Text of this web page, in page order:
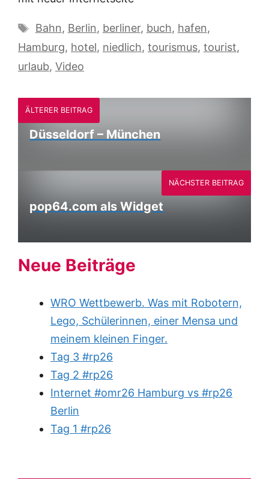
Schlagwörter
Bahn, Berlin, berliner, buch, hafen,
Hamburg, hotel, niedlich, tourismus, tourist,
urlaub, Video
ÄLTERER BEITRAG
Düsseldorf – München
pop64.com als Widget
NÄCHSTER BEITRAG
Neue Beiträge
WRO Wettbewerb. Was mit Robotern,
Lego, Schülerinnen, einer Mensa und
meinem kleinen Finger.
Tag 3 #rp26
Tag 2 #rp26
Internet #omr26 Hamburg vs #rp26
Berlin
Tag 1 #rp26